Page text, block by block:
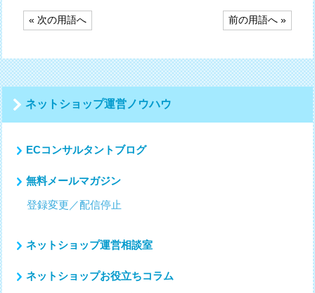
投
稿
ナ
ビ
ゲ
ー
シ
ョ
ン
« 次の用語へ 前の用語へ »
ネットショップ運営ノウハウ
ECコンサルタントブログ
無料メールマガジン
登録変更／配信停止
ネットショップ運営相談室
ネットショップお役立ちコラム